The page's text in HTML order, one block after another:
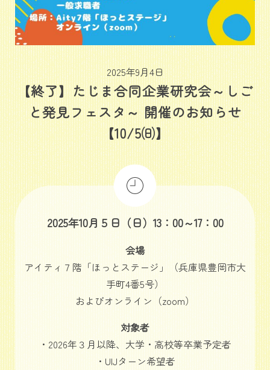
2025年9月4日
【終了】たじま合同企業研究会～しご
と発見フェスタ～ 開催のお知らせ
【10/5㈰】
2025年10月５日（日）13：00～17：00
会場
アイティ７階「ほっとステージ」（兵庫県豊岡市大
手町4番5号）
およびオンライン（zoom）
対象者
・2026年３月以降、大学・高校等卒業予定者
・UIJターン希望者